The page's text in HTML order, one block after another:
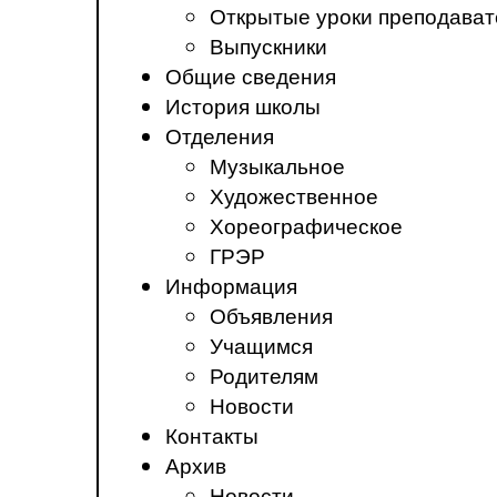
Открытые уроки
Выпускники
Общие сведения
История школы
Отделения
Музыкальное
Художественное
Хореографическое
ГРЭР
Информация
Объявления
Учащимся
Родителям
Новости
Контакты
Архив